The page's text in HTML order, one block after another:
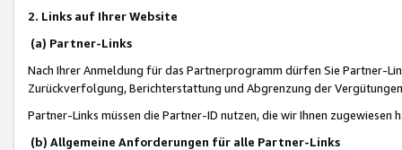
2. Links auf Ihrer Website
(a) Partner-Links
Nach Ihrer Anmeldung für das Partnerprogramm dürfen Sie Partner-
Zurückverfolgung, Berichterstattung und Abgrenzung der
Partner-Links müssen die Partner-ID nutzen, die wir Ihnen zugewiesen
(b) Allgemeine Anforderungen für alle Partner-Links